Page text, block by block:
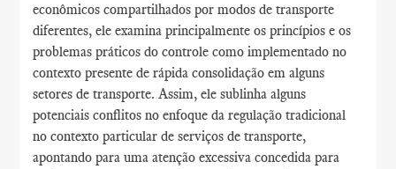
econômicos compartilhados por modos de transporte
diferentes, ele examina principalmente os princípios e os
problemas práticos do controle como implementado no
contexto presente de rápida consolidação em alguns
setores de transporte. Assim, ele sublinha alguns
potenciais conflitos no enfoque da regulação tradicional
no contexto particular de serviços de transporte,
apontando para uma atenção excessiva concedida para